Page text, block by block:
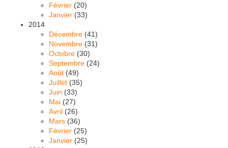
Février (20)
Janvier (33)
2014
Décembre (41)
Novembre (31)
Octobre (30)
Septembre (24)
Août (49)
Juillet (35)
Juin (33)
Mai (27)
Avril (26)
Mars (36)
Février (25)
Janvier (25)